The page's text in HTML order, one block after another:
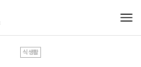
식생활